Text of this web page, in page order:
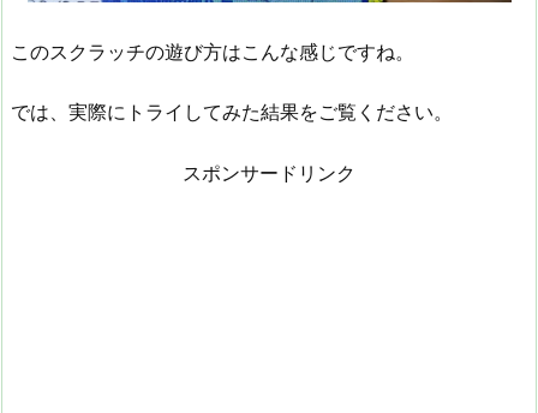
このスクラッチの遊び方はこんな感じですね。
では、実際にトライしてみた結果をご覧ください。
スポンサードリンク